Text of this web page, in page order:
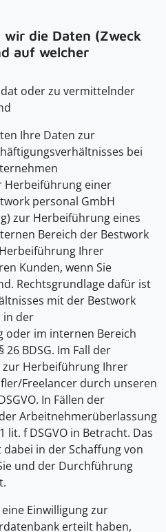
die Daten (Zweck
auf welcher
oder zu vermittelnder
Ihre Daten zur
bei
Herbeiführung einer
personal GmbH
zur Herbeiführung eines
Bereich der Bestwork
Ihrer
Kunden, wenn Sie
Rechtsgrundlage dafür ist
mit der Bestwork
in der
oder im internen Bereich
26 BDSG. Im Fall der
Herbeiführung Ihrer
Freelancer durch unseren
In Fällen der
Arbeitnehmerüberlassung
lit. f DSGVO in Betracht. Das
in der Schaffung von
und der Durchführung
Einwilligung zur
erteilt haben,